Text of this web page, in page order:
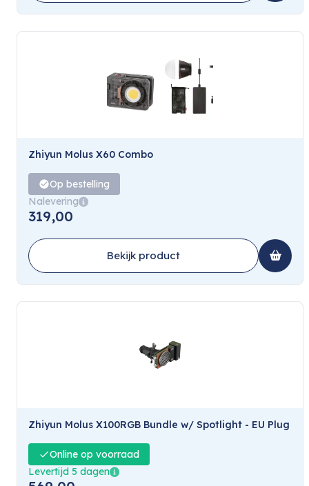
Zhiyun Molus X60 Combo
Op bestelling
Nalevering
319,00
Bekijk product
Zhiyun Molus X100RGB Bundle w/ Spotlight - EU Plug
Online op voorraad
Levertijd 5 dagen